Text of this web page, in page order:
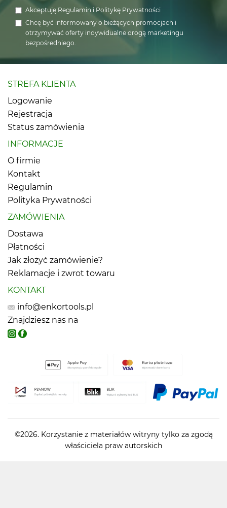
Akceptuję Regulamin i Politykę Prywatności
Chcę być informowany o bieżących promocjach i
otrzymywać oferty indywidualne drogą marketingu
bezpośredniego.
STREFA KLIENTA
Logowanie
Rejestracja
Status zamówienia
INFORMACJE
O firmie
Kontakt
Regulamin
Polityka Prywatności
ZAMÓWIENIA
Dostawa
Płatności
Jak złożyć zamówienie?
Reklamacje i zwrot towaru
KONTAKT
info@enkortools.pl
Znajdziesz nas na
©2026. Korzystanie z materiałów witryny tylko za zgodą
właściciela praw autorskich